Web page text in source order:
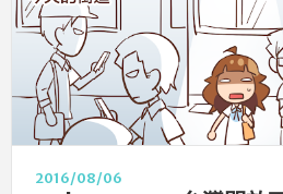
2016/08/06